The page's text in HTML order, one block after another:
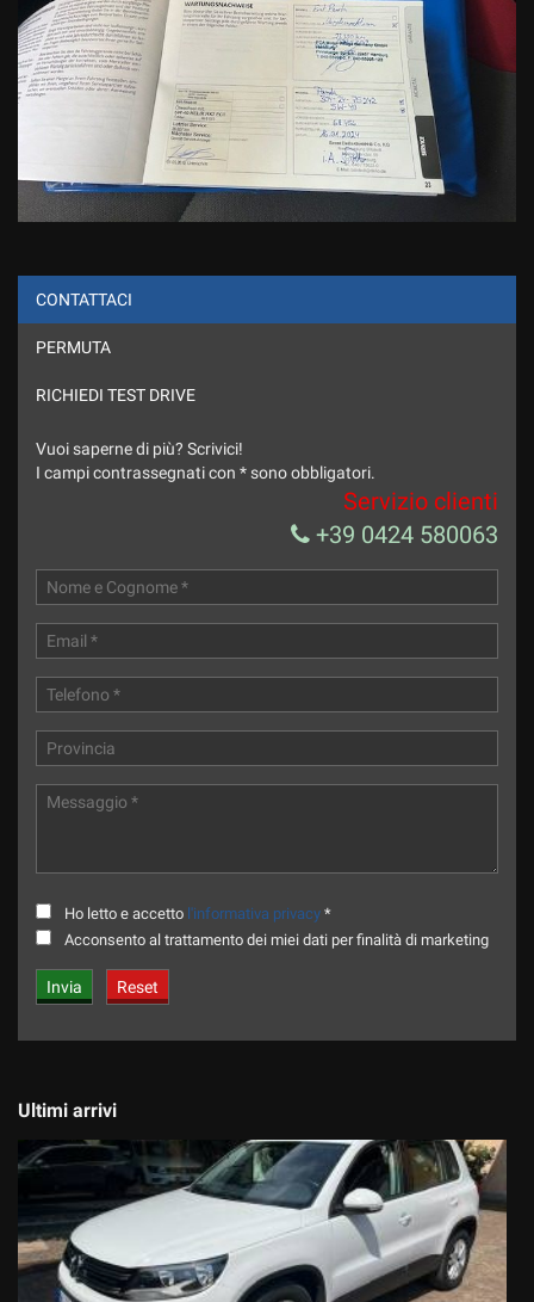
CONTATTACI
PERMUTA
RICHIEDI TEST DRIVE
Vuoi saperne di più? Scrivici!
I campi contrassegnati con * sono obbligatori.
Servizio clienti
+39 0424 580063
Ho letto e accetto l'informativa privacy *
Acconsento al trattamento dei miei dati per finalità di marketing
Ultimi arrivi